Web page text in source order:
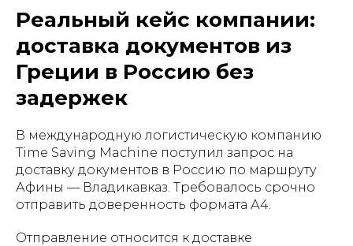
Реальный кейс компании:
доставка документов из
Греции в Россию без
задержек
В международную логистическую компанию
Time Saving Machine поступил запрос на
доставку документов в Россию по маршруту
Афины — Владикавказ. Требовалось срочно
отправить доверенность формата А4.
Отправление относится к доставке